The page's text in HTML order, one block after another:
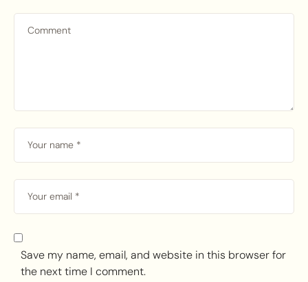
Save my name, email, and website in this browser for
the next time I comment.